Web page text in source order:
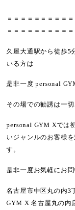
＝＝＝＝＝＝＝＝＝
＝＝＝＝＝＝＝＝＝
久屋大通駅から徒歩5
いる方は
是非一度 personal
その場での勧誘は一切
personal GYM Xでは
いジャンルのお客様
す。
是非一度お気軽にお問
名古屋市中区丸の内3
GYM X 名古屋丸の内